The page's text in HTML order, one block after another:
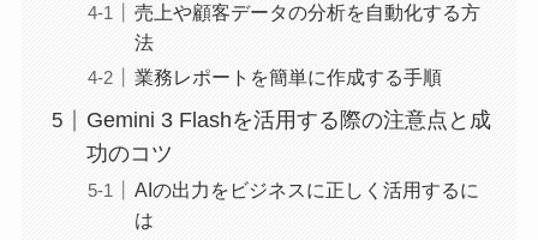
売上や顧客データの分析を自動化する方
法
業務レポートを簡単に作成する手順
Gemini 3 Flashを活用する際の注意点と成
功のコツ
AIの出力をビジネスに正しく活用するに
は